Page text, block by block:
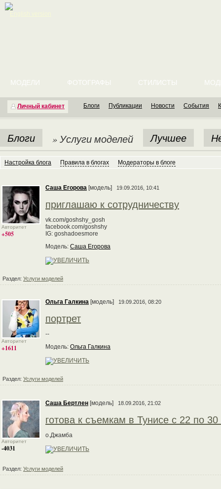
Личный кабинет
МОДЕЛИ ФОТОГРАФЫ СТИЛИСТЫ
Блоги Публикации Новости События
Блоги » Услуги моделей Лучшее
Настройка блога Правила в блогах Модераторы в блоге
Авторитет
+505
Саша Егорова [модель] 19.09.2016, 10:41
приглашаю к сотрудничеству
vk.com/goshshy_gosh
facebook.com/goshshy
IG: goshadoesmore
Модель: Саша Егорова
Раздел: Услуги моделей
Авторитет
+1611
Ольга Галкина [модель] 19.09.2016, 08:20
портрет
--
Модель: Ольга Галкина
Раздел: Услуги моделей
Авторитет
-4031
Саша Бертлен [модель] 18.09.2016, 21:02
готова к съемкам в Тунисе с 22 по 30
о.Джамба
Раздел: Услуги моделей